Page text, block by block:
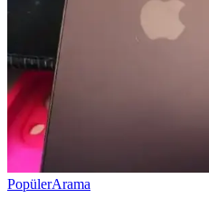
PopülerArama